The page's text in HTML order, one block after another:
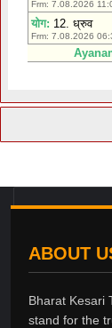
ABOUT
Bharat Kesari
stand for the